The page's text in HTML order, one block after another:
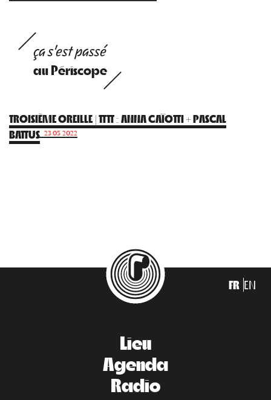
ça s'est passé
au Périscope
TROISIÈME OREILLE | TTTT : ANNA GAÏOTTI + PASCAL
BATTUS 23.05.2022
FR EN
Lieu
Agenda
Radio